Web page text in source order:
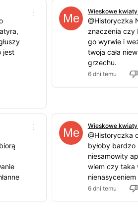
jest
Wieskowe kwiaty
@Historyczka
znaczenia czy
go wyrwie i
twoja cała
grzechu.
6 dni temu
Wieskowe kwiaty
@Historyczka
byłoby bardzo
niesamowity
wiem czy taka
6 dni temu